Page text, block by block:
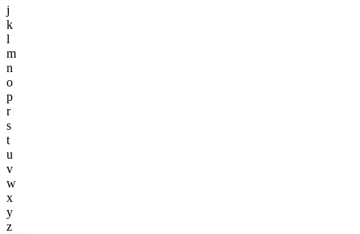
j
k
l
m
n
o
p
r
s
t
u
v
w
x
y
z